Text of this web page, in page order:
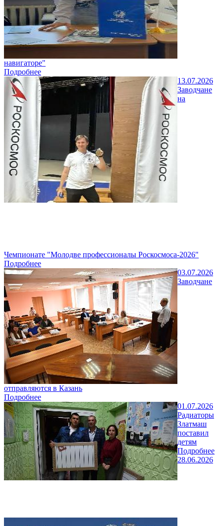
навигаторе"
Подробнее
13.07.2026
Заводчане
на
Чемпионате "Молодве профессионалы Роскосмоса-2026"
Подробнее
03.07.2026
Заводчане
отправляются в Казань
Подробнее
01.07.2026
Радиаторы
Златмаш
поставил
детям
Подробнее
28.06.2026